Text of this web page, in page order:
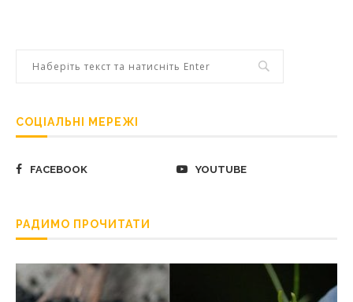
СОЦІАЛЬНІ МЕРЕЖІ
FACEBOOK YOUTUBE
РАДИМО ПРОЧИТАТИ